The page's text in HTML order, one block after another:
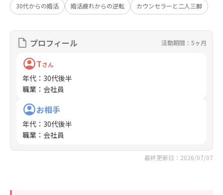
30代からの婚活 婚活疲れからの逆転 カウンセラーと二人三脚
プロフィール 活動期間：5ヶ月
Tさん
年代 ： 30代後半
職業 ： 会社員
お相手
年代 ： 30代後半
職業 ： 会社員
最終更新日：2026/07/07